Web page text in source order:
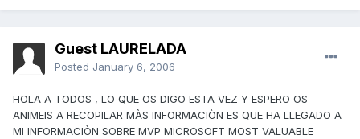
Guest LAURELADA
Posted January 6, 2006
HOLA A TODOS , LO QUE OS DIGO ESTA VEZ Y ESPERO OS
ANIMEIS A RECOPILAR MÀS INFORMACIÒN ES QUE HA LLEGADO A
MI INFORMACIÒN SOBRE MVP MICROSOFT MOST VALUABLE